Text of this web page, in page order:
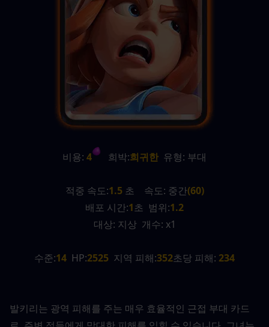
비용: 4 희박:희귀한 유형: 부대
적중 속도:1.5 초    속도: 중간(60)
배포 시간:1초  범위:1.2
대상: 지상  개수: x1
수준:14 HP:2525 지역 피해:352초당 피해: 234
발키리는 광역 피해를 주는 매우 효율적인 근접 부대 카드